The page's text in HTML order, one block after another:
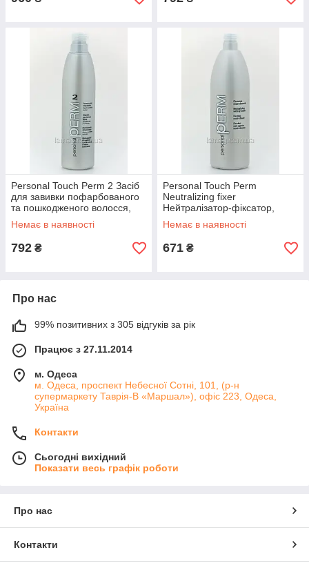
Personal Touch Perm 2 Засіб
для завивки пофарбованого
та пошкодженого волосся,
500 мл
Немає в наявності
792 ₴
Personal Touch Perm
Neutralizing fixer
Нейтралізатор-фіксатор,
1000 мл
Немає в наявності
671 ₴
Про нас
99% позитивних з 305 відгуків за рік
Працює з 27.11.2014
м. Одеса
м. Одеса, проспект Небесної Сотні, 101, (р-н
супермаркету Таврія-В «Маршал»), офіс 223, Одеса,
Україна
Контакти
Сьогодні вихідний
Показати весь графік роботи
Про нас
Контакти